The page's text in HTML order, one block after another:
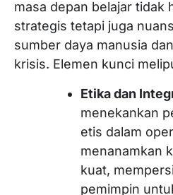
masa depan belajar tidak
strategis tetapi juga
sumber daya manusia
krisis. Elemen kunci
Etika dan
menekankan
etis dalam
menanamkan
kuat,
pemimpin